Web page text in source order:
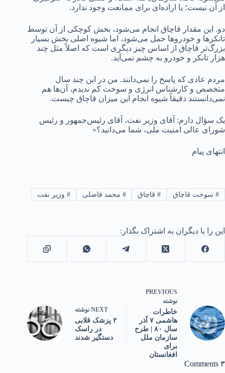
از آن نیست؛ یا اراده‌ای برای ممانعت وجود ندارد.
دو. این مقدار قاچاق انجام می‌شود، بخش کوچکی از آن توسط
تانکرها و خودروها حمل می‌شود، اما شیوه اصلی بخش بسیار
بزرگ‌تر قاچاق از اساس چیز دیگری است که اصلاً مثل چند
هزار تانکر و خودرو به چشم نمی‌آید.
مردم عادی که پاسخ را نمی‌دانند. من در این چند سال
متخصص و کارشناس انرژی و سوخت کم ندیدم، آن‌ها هم
نمی‌دانستند دقیقاً شیوه انجام این میزان قاچاق چیست.
یک سؤال دارم: آقای وزیر نفت، آقای رئیس‌جمهور و رئیس
شورای عالی امنیت ملی، شما می‌دانید؟»
انتهای پیام
#سوخت قاچاق #قاچاق # محمد فاضلی # وزیر نفت
این را با دیگران به اشتراک بگذار:
PREVIOUS
نوشته
خاطرات
هاشمی ۷ آذر
سال ۸۰ | طرح
سازمان ملل
برای
افغانستان
NEXT نوشته
۲ پزشک قلابی
در راسک
دستگیر شدند
۳ Comments